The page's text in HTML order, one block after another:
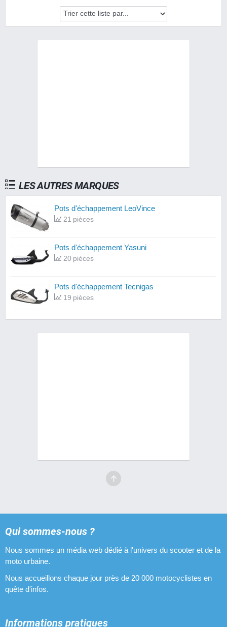
LES AUTRES MARQUES
Pots d'échappement LeoVince
21 pièces
Pots d'échappement Yasuni
20 pièces
Pots d'échappement Tecnigas
19 pièces
Pots d'échappement Bidalot
10 pièces
Qui sommes-nous ?
Nous sommes un média web dédié à l'univers du scooter et de la
moto urbaine.
Nous accueillons chaque jour près de 20 000 motocyclistes en
quête d'infos.
Informations pratiques